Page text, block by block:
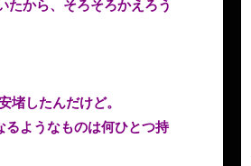
たから、そろそろかえろう
したんだけど。
ようなものは何ひとつ持